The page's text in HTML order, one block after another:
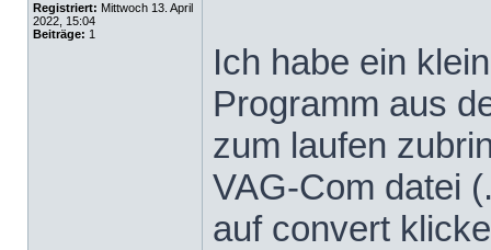
Registriert: Mittwoch 13. April
2022, 15:04
Beiträge: 1
Ich habe ein
Programm aus
zum laufen
VAG-Com datei
auf convert